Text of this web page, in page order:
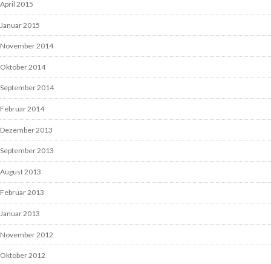
April 2015
Januar 2015
November 2014
Oktober 2014
September 2014
Februar 2014
Dezember 2013
September 2013
August 2013
Februar 2013
Januar 2013
November 2012
Oktober 2012